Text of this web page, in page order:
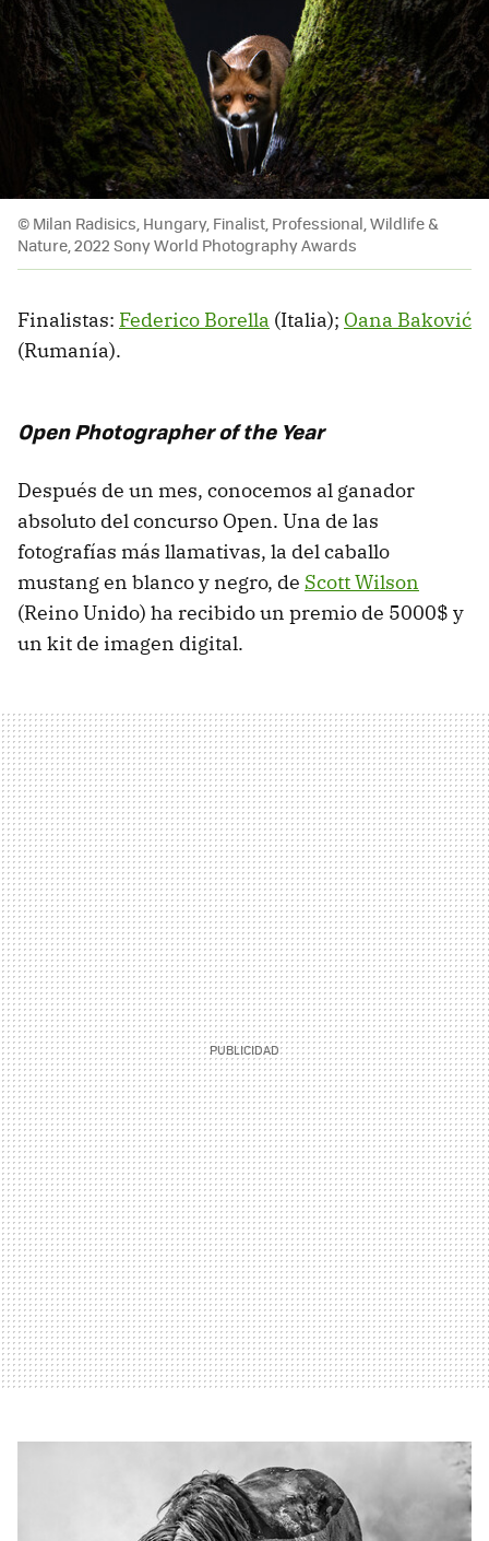
© Milan Radisics, Hungary, Finalist, Professional, Wildlife &
Nature, 2022 Sony World Photography Awards
Finalistas: Federico Borella (Italia); Oana Baković
(Rumanía).
Open Photographer of the Year
Después de un mes, conocemos al ganador
absoluto del concurso Open. Una de las
fotografías más llamativas, la del caballo
mustang en blanco y negro, de Scott Wilson
(Reino Unido) ha recibido un premio de 5000$ y
un kit de imagen digital.